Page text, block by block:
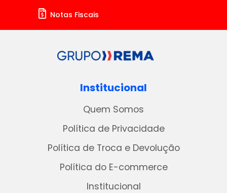
Notas Fiscais
Institucional
Quem Somos
Política de Privacidade
Política de Troca e Devolução
Política do E-commerce
Institucional